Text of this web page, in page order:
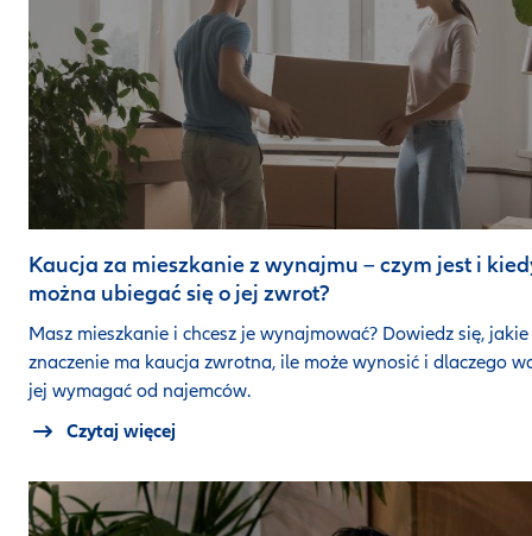
Kaucja za mieszkanie z wynajmu – czym jest i
można ubiegać się o jej zwrot?
Masz mieszkanie i chcesz je wynajmować? Dowiedz się, jakie
znaczenie ma kaucja zwrotna, ile może wynosić i dlaczego
jej wymagać od najemców.
Czytaj więcej